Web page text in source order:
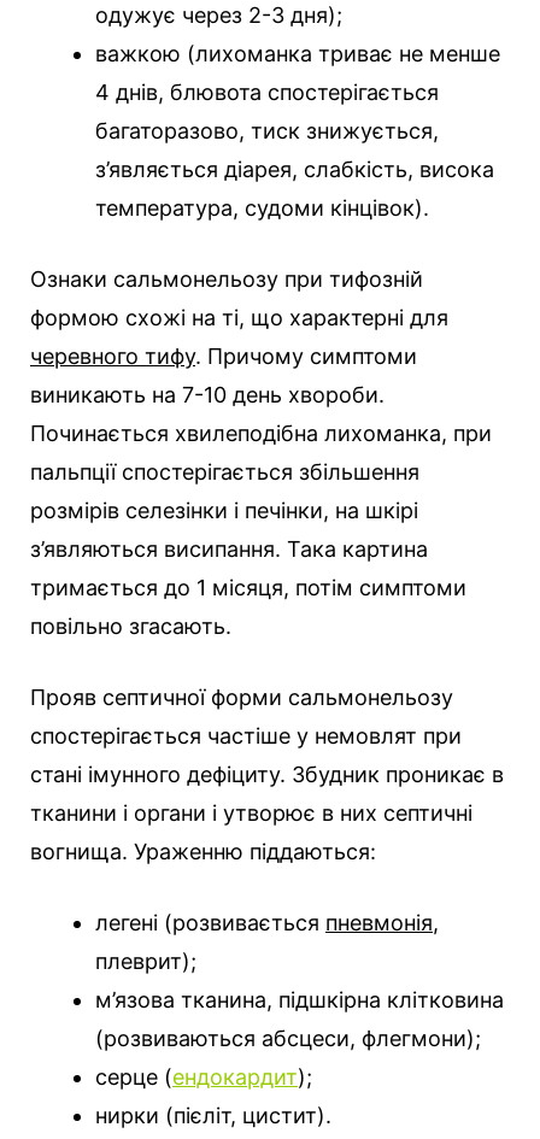
одужує через 2-3 дня);
важкою (лихоманка триває не менше
4 днів, блювота спостерігається
багаторазово, тиск знижується,
з’являється діарея, слабкість, висока
температура, судоми кінцівок).
Ознаки сальмонельозу при тифозній
формою схожі на ті, що характерні для
черевного тифу. Причому симптоми
виникають на 7-10 день хвороби.
Починається хвилеподібна лихоманка, при
пальпції спостерігається збільшення
розмірів селезінки і печінки, на шкірі
з’являються висипання. Така картина
тримається до 1 місяця, потім симптоми
повільно згасають.
Прояв септичної форми сальмонельозу
спостерігається частіше у немовлят при
стані імунного дефіциту. Збудник проникає в
тканини і органи і утворює в них септичні
вогнища. Ураженню піддаються:
легені (розвивається пневмонія,
плеврит);
м’язова тканина, підшкірна клітковина
(розвиваються абсцеси, флегмони);
серце (ендокардит);
нирки (пієліт, цистит).